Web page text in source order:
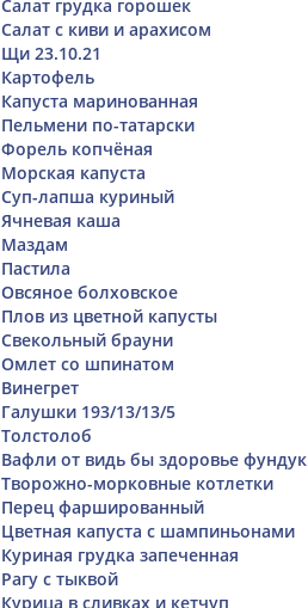
Салат грудка горошек
Салат с киви и арахисом
Щи 23.10.21
Картофель
Капуста маринованная
Пельмени по-татарски
Форель копчёная
Морская капуста
Суп-лапша куриный
Ячневая каша
Маздам
Пастила
Овсяное болховское
Плов из цветной капусты
Свекольный брауни
Омлет со шпинатом
Винегрет
Галушки 193/13/13/5
Толстолоб
Вафли от видь бы здоровье фундук
Творожно-морковные котлетки
Перец фаршированный
Цветная капуста с шампиньонами
Куриная грудка запеченная
Рагу с тыквой
Курица в сливках и кетчуп